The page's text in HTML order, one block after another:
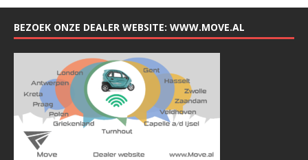
BEZOEK ONZE DEALER WEBSITE: WWW.MOVE.AL